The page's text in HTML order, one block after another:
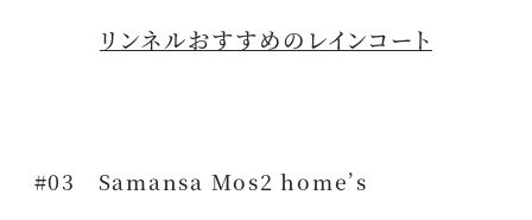
リンネルおすすめのレインコート
#03 Samansa Mos2 home’s